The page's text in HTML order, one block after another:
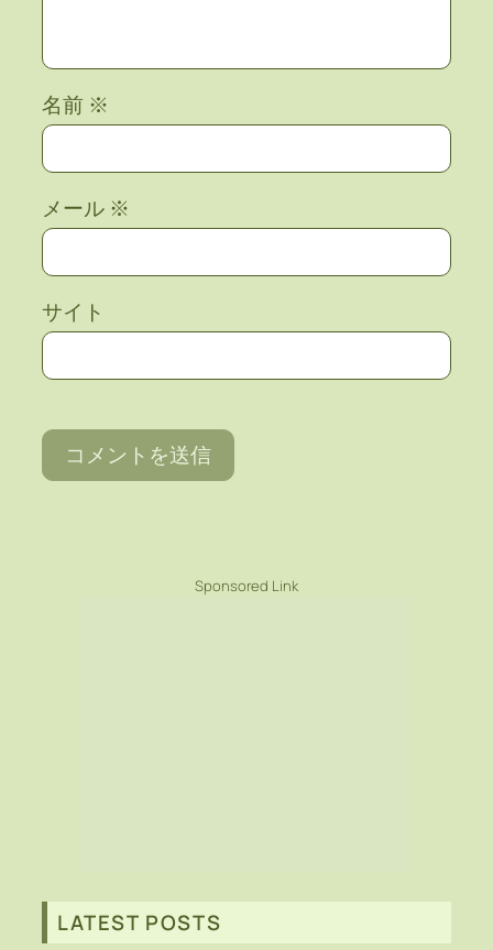
名前 ※
メール ※
サイト
Sponsored Link
LATEST POSTS